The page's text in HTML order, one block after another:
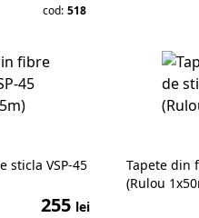
cod: 518
sticla VSP-45
255 lei
Tapete din
(Rulou